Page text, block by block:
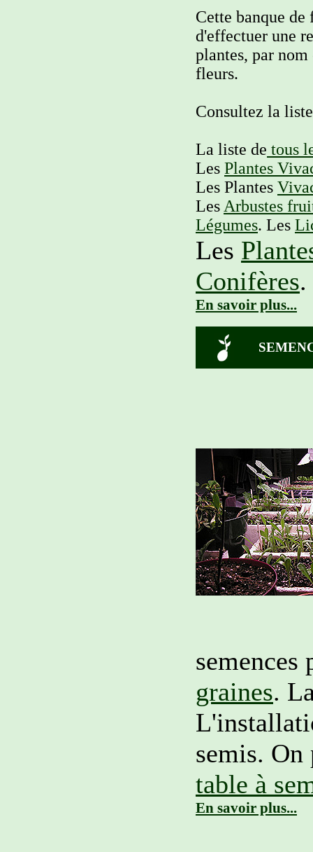
Cette banque
d'effectuer une
plantes, par
fleurs.
Consultez la
La liste de tous
Les Plantes
Les Plantes
Les Arbustes
Légumes. Les
Les
Conifères
En savoir plus...
semences
graines.
semis.
table à
En savoir plus...